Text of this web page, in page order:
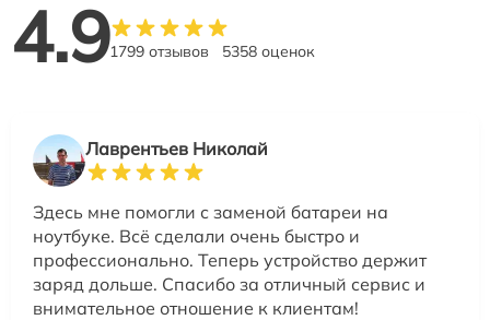
4.91799 отзывов 5358 оценок
Лаврентьев Николай
Здесь мне помогли с заменой батареи на
ноутбуке. Всё сделали очень быстро и
профессионально. Теперь устройство держит
заряд дольше. Спасибо за отличный сервис и
внимательное отношение к клиентам!